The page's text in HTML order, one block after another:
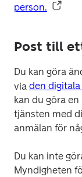
person.
Post till
Du kan göra
via den
kan du göra
tjänsten med
anmälan för
Du kan inte
Myndigheten